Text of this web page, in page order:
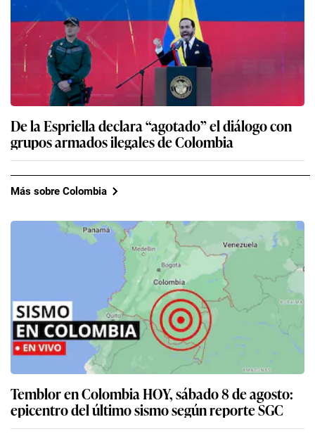
De la Espriella declara “agotado” el diálogo con
grupos armados ilegales de Colombia
Más sobre Colombia
Temblor en Colombia HOY, sábado 8 de agosto:
epicentro del último sismo según reporte SGC